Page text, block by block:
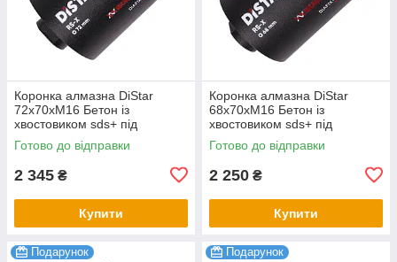
Коронка алмазна DiStar
72x70хМ16 Бетон із
хвостовиком sds+ під
свердло
Готово до відправки
2 345 ₴
Купити
Коронка алмазна DiStar
68x70хМ16 Бетон із
хвостовиком sds+ під
свердло
Готово до відправки
2 250 ₴
Купити
Подарунок Подарунок